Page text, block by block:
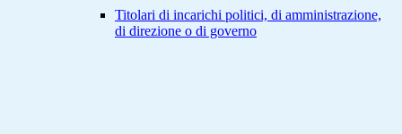
Titolari di incarichi politici, di amministrazione,
di direzione o di governo